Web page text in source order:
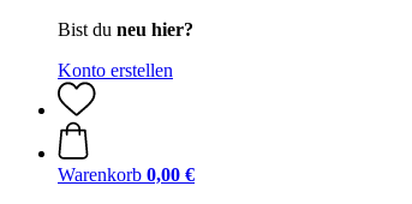
Bist du neu hier?
Konto erstellen
Warenkorb 0,00 €